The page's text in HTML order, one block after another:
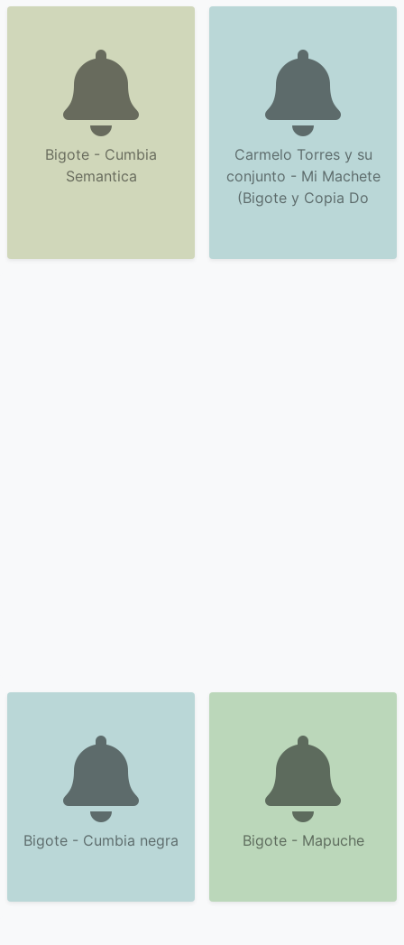
Bigote - Cumbia
Semantica
Carmelo Torres y su
conjunto - Mi Machete
(Bigote y Copia Do
Bigote - Cumbia negra Bigote - Mapuche